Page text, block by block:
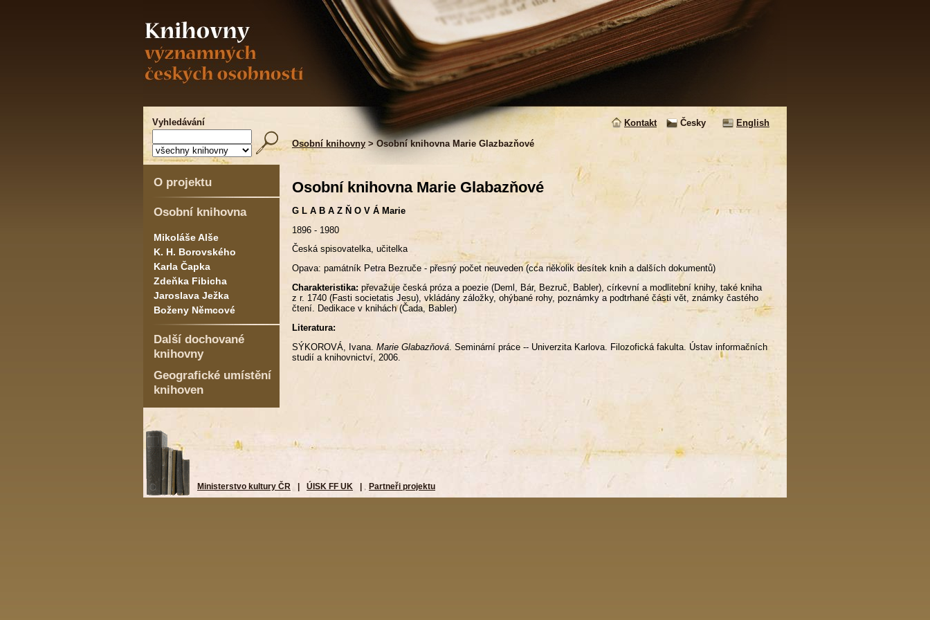
Vyhledávání Kontakt Česky
English
Osobní knihovny > Osobní knihovna Marie Glazbazňové
O projektu
Osobní knihovna
Mikoláše Alše
K. H. Borovského
Karla Čapka
Zdeňka Fibicha
Jaroslava Ježka
Boženy Němcové
Další dochované
knihovny
Geografické umístění
knihoven
Osobní knihovna Marie Glabazňové
G L A B A Z Ň O V Á Marie
1896 - 1980
Česká spisovatelka, učitelka
Opava: památník Petra Bezruče - přesný počet neuveden (cca několik desítek knih a dalších dokumentů)
Charakteristika: převažuje česká próza a poezie (Deml, Bár, Bezruč, Babler), církevní a modlitební knihy, také kniha
z r. 1740 (Fasti societatis Jesu), vkládány záložky, ohýbané rohy, poznámky a podtrhané části vět, známky častého
čtení. Dedikace v knihách (Čada, Babler)
Literatura:
SÝKOROVÁ, Ivana. Marie Glabazňová . Seminární práce -- Univerzita Karlova. Filozofická fakulta. Ústav informačních
studií a knihovnictví, 2006.
Ministerstvo kultury ČR ÚISK FF UK Partneři projektu